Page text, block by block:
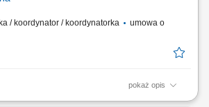
/ koordynator / koordynatorka
umowa o
pokaż opis
wspieranie przełożonego w bieżącym